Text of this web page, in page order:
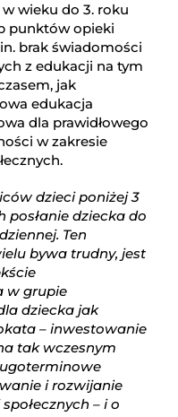
wieku do 3. roku
punktów opieki
brak świadomości
z edukacji na tym
jak
edukacja
dla prawidłowego
w zakresie
dzieci poniżej 3
posłanie dziecka do
Ten
bywa trudny, jest
w grupie
dziecka jak
– inwestowanie
tak wczesnym
i rozwijanie
– i o